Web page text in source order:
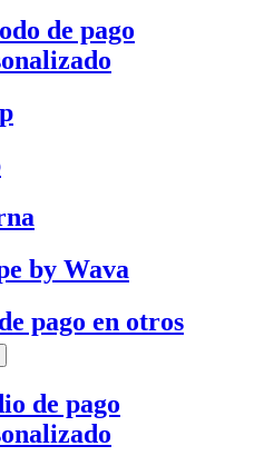
de pago
by Wava
pago en otros
de pago